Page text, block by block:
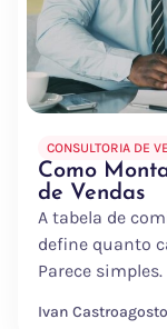
CONSULTORIA DE
Como
de Vendas
A tabela de
define quanto
Parece
Ivan Castro